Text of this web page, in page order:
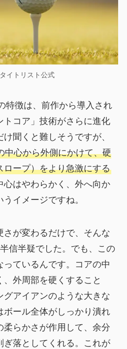
イトリスト公式
特徴は、前作から導入され
トコア」技術がさらに進化
聞くと難しそうですが、
中心から外側にかけて、硬
ロープ）をより急激にする
心はやわらかく、外へ向か
イメージですね。
さが変わるだけで、そんな
信半疑でした。でも、この
ているんです。コアの中
外周部を硬くすること
グアイアンのような大きな
ボール全体がしっかり潰れ
柔らかさが作用して、余分
ぎ落としてくれる。これが